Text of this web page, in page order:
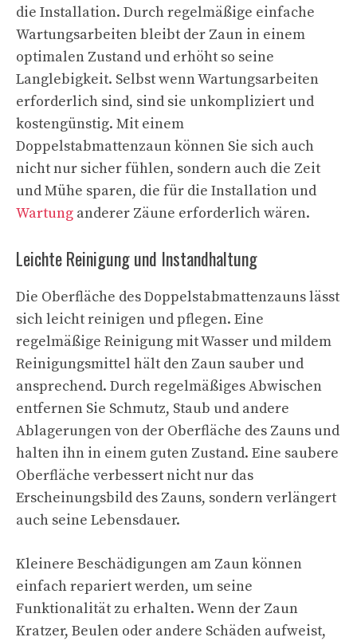
die Installation. Durch regelmäßige einfache
Wartungsarbeiten bleibt der Zaun in einem
optimalen Zustand und erhöht so seine
Langlebigkeit. Selbst wenn Wartungsarbeiten
erforderlich sind, sind sie unkompliziert und
kostengünstig. Mit einem
Doppelstabmattenzaun können Sie sich auch
nicht nur sicher fühlen, sondern auch die Zeit
und Mühe sparen, die für die Installation und
Wartung anderer Zäune erforderlich wären.
Leichte Reinigung und Instandhaltung
Die Oberfläche des Doppelstabmattenzauns lässt
sich leicht reinigen und pflegen. Eine
regelmäßige Reinigung mit Wasser und mildem
Reinigungsmittel hält den Zaun sauber und
ansprechend. Durch regelmäßiges Abwischen
entfernen Sie Schmutz, Staub und andere
Ablagerungen von der Oberfläche des Zauns und
halten ihn in einem guten Zustand. Eine saubere
Oberfläche verbessert nicht nur das
Erscheinungsbild des Zauns, sondern verlängert
auch seine Lebensdauer.
Kleinere Beschädigungen am Zaun können
einfach repariert werden, um seine
Funktionalität zu erhalten. Wenn der Zaun
Kratzer, Beulen oder andere Schäden aufweist,